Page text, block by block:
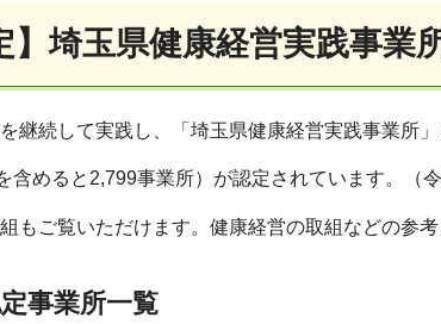
】埼玉県健康経営実践事業
継続して実践し、「埼玉県健康経営実践事業所
含めると2,799事業所）が認定されています。（
もご覧いただけます。健康経営の取組などの参考
事業所一覧